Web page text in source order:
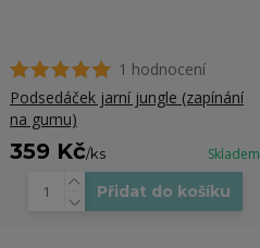
1 hodnocení
Podsedáček jarní jungle (zapínání
na gumu)
359 Kč/ks Skladem
Přidat do košíku